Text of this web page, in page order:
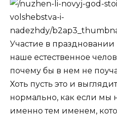
Участие в праздновании
наше естественное
почему бы в нем не
Хоть пусть это и
нормально, как если мы
именно тем именем,